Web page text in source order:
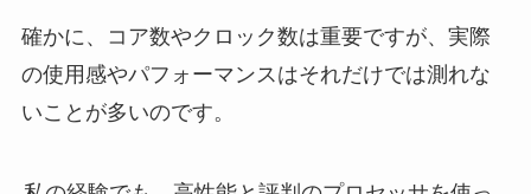
確かに、コア数やクロック数は重要ですが、実際
の使用感やパフォーマンスはそれだけでは測れな
いことが多いのです。